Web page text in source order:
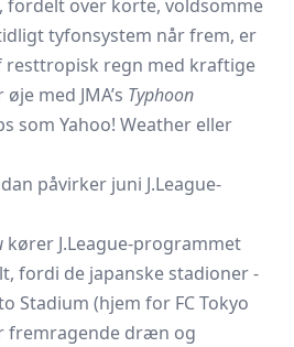
fordelt over korte, voldsomme
tyfonsystem når frem, er
regn med kraftige
med JMA’s Typhoon
som Yahoo! Weather eller
påvirker juni J.League-
kører J.League-programmet
fordi de japanske stadioner -
Stadium (hjem for FC Tokyo
fremragende dræn og